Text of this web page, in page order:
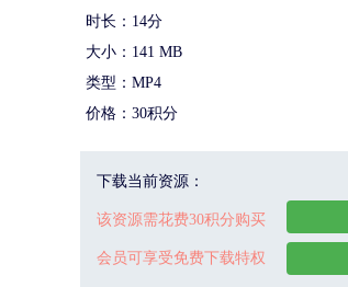
时长：14分
大小：141 MB
类型：MP4
价格：30积分
下载当前资源：
该资源需花费30积分购买
会员可享受免费下载特权